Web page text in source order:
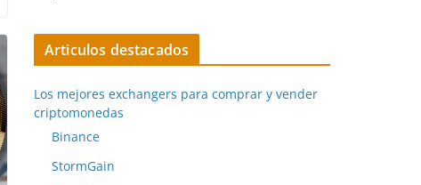
Articulos destacados
Los mejores exchangers para comprar y vender
criptomonedas
Binance
StormGain